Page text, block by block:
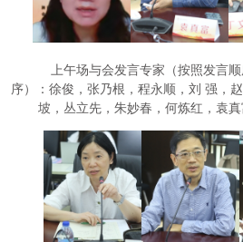
上午场与会发言专家（按照发言
序）：徐俊，张乃根，程永顺，刘 强，
坡，丛立先，朱妙春，何炼红，袁真